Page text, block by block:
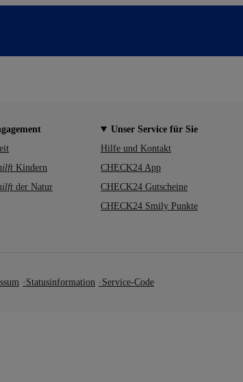
Kindern
der Natur
Unser Service für Sie
Hilfe und Kontakt
CHECK24 App
CHECK24 Gutscheine
CHECK24 Smily Punkte
Statusinformation Service-Code